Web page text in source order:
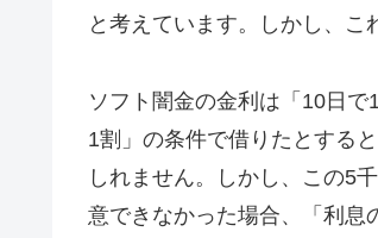
と考えています。しかし、こ
ソフト闇金の金利は「10日
1割」の条件で借りたとする
しれません。しかし、この5
意できなかった場合、「利息